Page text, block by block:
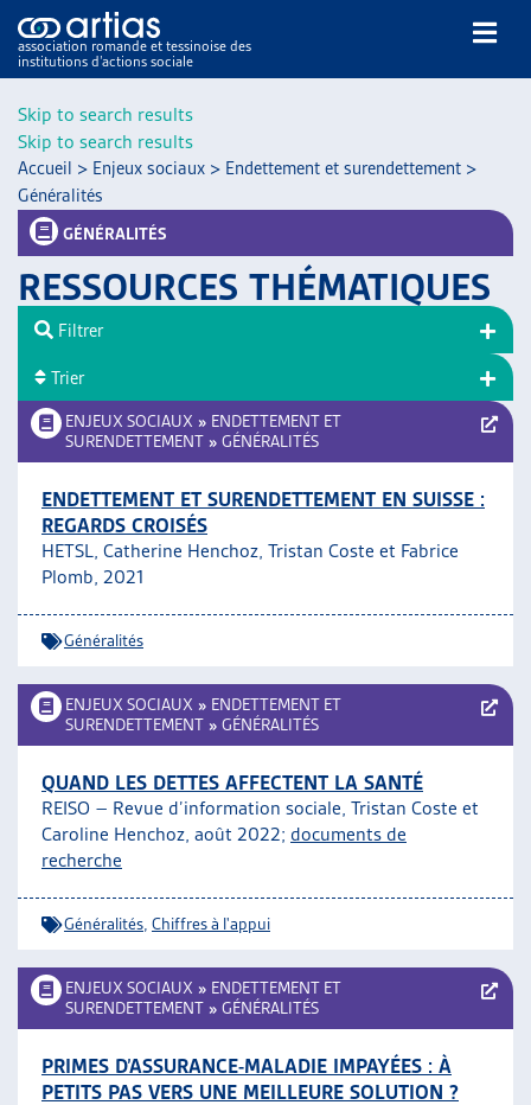
Skip to search results
Skip to search results
association romande et tessinoise des
institutions d’actions sociale
NOS PUBLICATIONS
ARTICLES
VEILLE
RESSOURCES
THÉMATIQUES
AUTRES
ARTIAS
L’ASSOCIATION
PROJETS ET ACTIVITÉS
JOURNÉES D’AUTOMNE
Accueil > Enjeux sociaux > Endettement et surendettement >
Généralités
GÉNÉRALITÉS
RESSOURCES THÉMATIQUES
ENJEUX SOCIAUX » ENDETTEMENT ET
SURENDETTEMENT » GÉNÉRALITÉS
ENDETTEMENT ET SURENDETTEMENT EN SUISSE :
REGARDS CROISÉS
HETSL, Catherine Henchoz, Tristan Coste et Fabrice
Plomb, 2021
Généralités
ENJEUX SOCIAUX » ENDETTEMENT ET
SURENDETTEMENT » GÉNÉRALITÉS
QUAND LES DETTES AFFECTENT LA SANTÉ
REISO – Revue d’information sociale, Tristan Coste et
Caroline Henchoz, août 2022; documents de
recherche
Généralités Chiffres à l'appui
ENJEUX SOCIAUX » ENDETTEMENT ET
SURENDETTEMENT » GÉNÉRALITÉS
PRIMES D’ASSURANCE-MALADIE IMPAYÉES : À
PETITS PAS VERS UNE MEILLEURE SOLUTION ?
Filtrer
Trier